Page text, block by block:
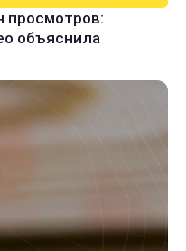
просмотров:
объяснила